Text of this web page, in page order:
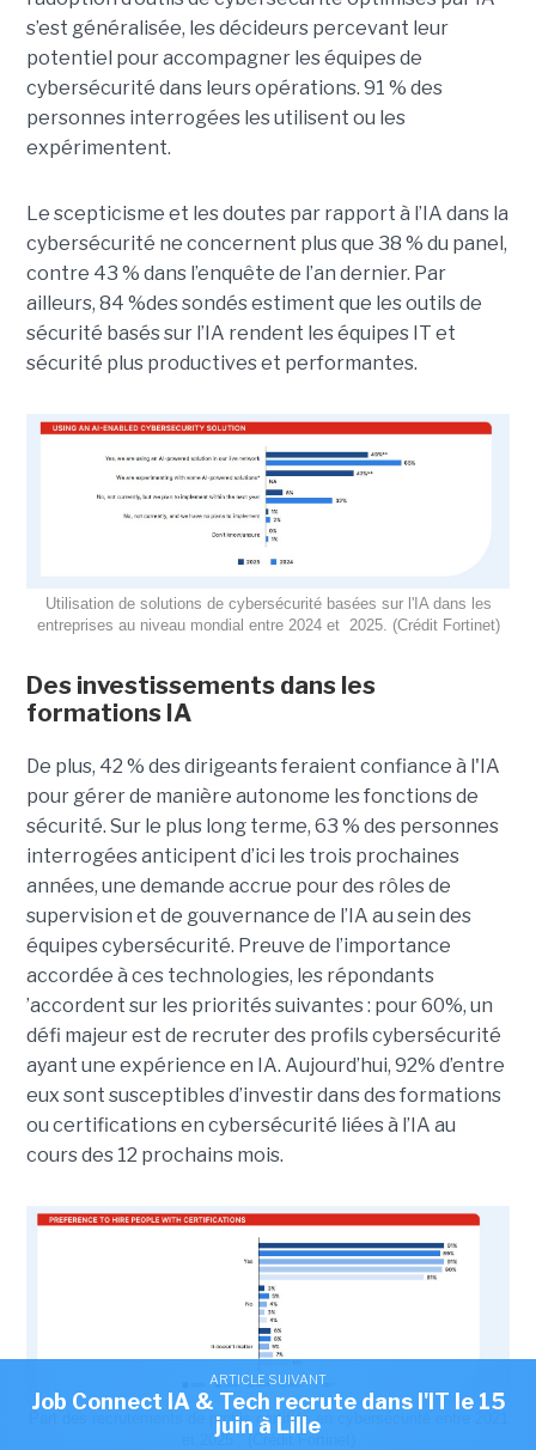
s’est généralisée, les décideurs percevant leur
potentiel pour accompagner les équipes de
cybersécurité dans leurs opérations. 91 % des
personnes interrogées les utilisent ou les
expérimentent.
Le scepticisme et les doutes par rapport à l’IA dans la
cybersécurité ne concernent plus que 38 % du panel,
contre 43 % dans l’enquête de l’an dernier. Par
ailleurs, 84 %des sondés estiment que les outils de
sécurité basés sur l’IA rendent les équipes IT et
sécurité plus productives et performantes.
Utilisation de solutions de cybersécurité basées sur l'IA dans les
entreprises au niveau mondial entre 2024 et 2025. (Crédit Fortinet)
Des investissements dans les
formations IA
De plus, 42 % des dirigeants feraient confiance à l'IA
pour gérer de manière autonome les fonctions de
sécurité. Sur le plus long terme, 63 % des personnes
interrogées anticipent d’ici les trois prochaines
années, une demande accrue pour des rôles de
supervision et de gouvernance de l’IA au sein des
équipes cybersécurité. Preuve de l’importance
accordée à ces technologies, les répondants
’accordent sur les priorités suivantes : pour 60%, un
défi majeur est de recruter des profils cybersécurité
ayant une expérience en IA. Aujourd’hui, 92% d’entre
eux sont susceptibles d’investir dans des formations
ou certifications en cybersécurité liées à l’IA au
cours des 12 prochains mois.
Part des recrutements de profils certifiés en cybersécurité entre 2021
et 2025 . (Crédit Fortinet)
ARTICLE SUIVANT
Job Connect IA & Tech recrute dans l'IT le 15
juin à Lille